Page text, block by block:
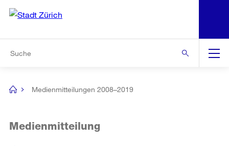
Navigation
[no
Medienmitteilungen 2008–2019
Medienmitteilung